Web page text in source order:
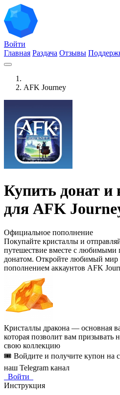
Войти
Главная Раздача Отзывы
AFK Journey
Купить донат и
для AFK
Официальное пополнение
Покупайте кристаллы и
путешествие вместе с
донатом. Откройте любимый мир
пополнением аккаунтов AFK
Кристаллы дракона — основная
которая позволит вам призывать
свою коллекцию
🎟️ Войдите и получите купон на
наш Telegram канал
Войти
Инструкция